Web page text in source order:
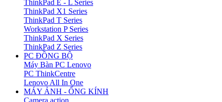
ThinkPad E - L Series
ThinkPad X1 Series
ThinkPad T Series
Workstation P Series
ThinkPad X Series
ThinkPad Z Series
PC ĐỒNG BỘ
Máy Bàn PC Lenovo
PC ThinkCentre
Lenovo All In One
MÁY ẢNH - ỐNG KÍNH
Camera action